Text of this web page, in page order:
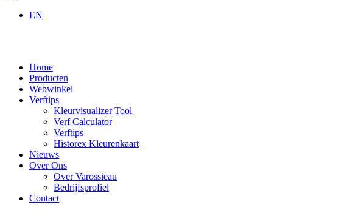
EN
Home
Producten
Webwinkel
Verftips
Kleurvisualizer Tool
Verf Calculator
Verftips
Historex Kleurenkaart
Nieuws
Over Ons
Over Varossieau
Bedrijfsprofiel
Contact